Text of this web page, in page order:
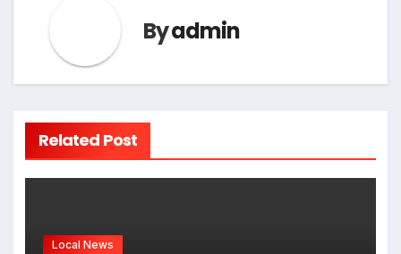
Byadmin
Related Post
Local News